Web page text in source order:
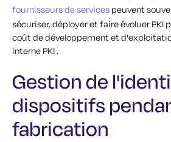
fournisseurs de services peuvent
sécuriser, déployer et faire évoluer PKI
coût de développement et
interne PKI .
Gestion de
dispositifs
fabrication